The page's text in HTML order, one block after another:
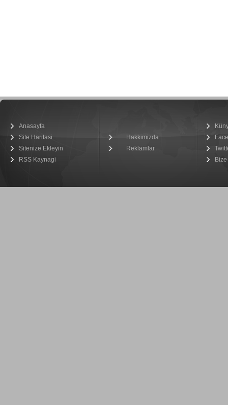
Anasayfa
Site Haritasi
Sitenize Ekleyin
RSS Kaynagi
Hakkimizda
Reklamlar